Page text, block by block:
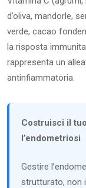
d’oliva, mandorle,
verde, cacao
la risposta
rappresenta un
antinfiammatoria.
Costruisci il
l’endometriosi
Gestire
strutturato, non